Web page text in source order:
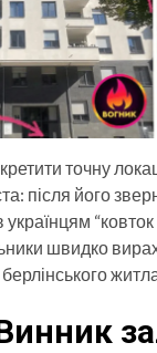
точну
після його
“ковток
швидко